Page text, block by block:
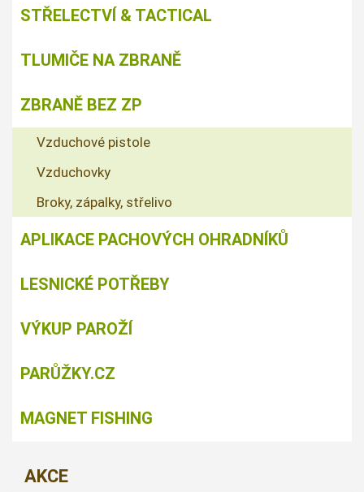
STŘELECTVÍ & TACTICAL
TLUMIČE NA ZBRANĚ
ZBRANĚ BEZ ZP
Vzduchové pistole
Vzduchovky
Broky, zápalky, střelivo
APLIKACE PACHOVÝCH OHRADNÍKŮ
LESNICKÉ POTŘEBY
VÝKUP PAROŽÍ
PARŮŽKY.CZ
MAGNET FISHING
AKCE